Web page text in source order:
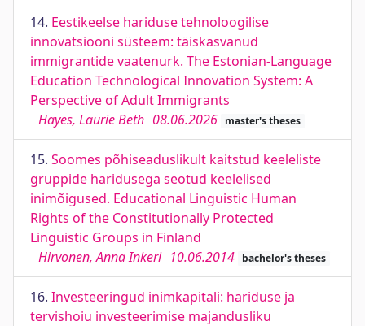
14. Eestikeelse hariduse tehnoloogilise
innovatsiooni süsteem: täiskasvanud
immigrantide vaatenurk. The Estonian-Language
Education Technological Innovation System: A
Perspective of Adult Immigrants
Hayes, Laurie Beth 08.06.2026 master's theses
15. Soomes põhiseaduslikult kaitstud keeleliste
gruppide haridusega seotud keelelised
inimõigused. Educational Linguistic Human
Rights of the Constitutionally Protected
Linguistic Groups in Finland
Hirvonen, Anna Inkeri 10.06.2014 bachelor's theses
16. Investeeringud inimkapitali: hariduse ja
tervishoiu investeerimise majandusliku